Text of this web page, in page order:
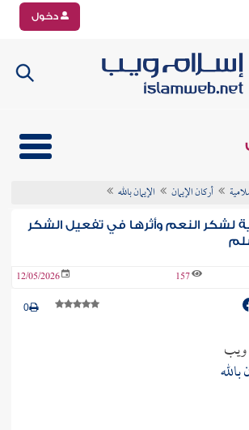
دخول
أركان الإيمان الإيمان بالله
لشكر النعم وأثرها في تفعيل الشكر
157
12/05/2026
0
ويب
بالله